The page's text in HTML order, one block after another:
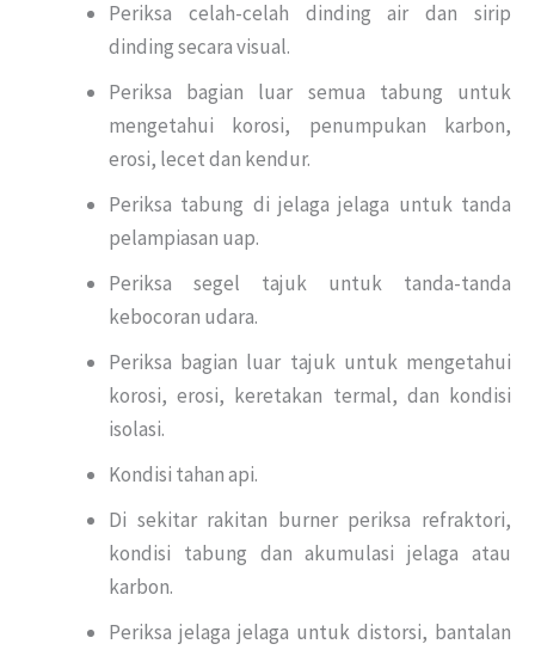
Periksa celah-celah dinding air dan sirip
dinding secara visual.
Periksa bagian luar semua tabung untuk
mengetahui korosi, penumpukan karbon,
erosi, lecet dan kendur.
Periksa tabung di jelaga jelaga untuk tanda
pelampiasan uap.
Periksa segel tajuk untuk tanda-tanda
kebocoran udara.
Periksa bagian luar tajuk untuk mengetahui
korosi, erosi, keretakan termal, dan kondisi
isolasi.
Kondisi tahan api.
Di sekitar rakitan burner periksa refraktori,
kondisi tabung dan akumulasi jelaga atau
karbon.
Periksa jelaga jelaga untuk distorsi, bantalan